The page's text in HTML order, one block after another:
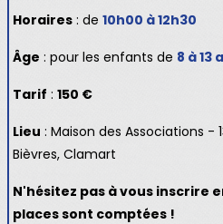
Horaires : de 10h00 à 12h30
Âge : pour les enfants de 8 à 13
Tarif : 150 €
Lieu : Maison des Associations -
Bièvres, Clamart
N'hésitez pas à vous inscrire
places sont comptées !